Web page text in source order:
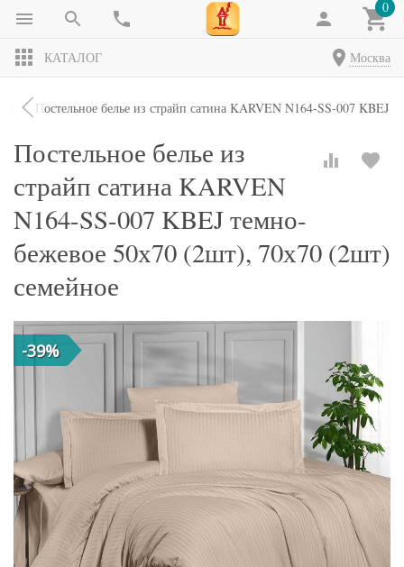
0
КАТАЛОГ Москва
Постельное белье из страйп сатина KARVEN N164-SS-007
Постельное белье из
страйп сатина KARVEN
N164-SS-007 KBEJ темно-
бежевое 50х70 (2шт), 70х70 (2шт)
семейное
-39%